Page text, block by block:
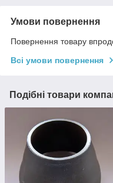
Умови повернення
Повернення товару
Всі умови повернення
Подібні товари